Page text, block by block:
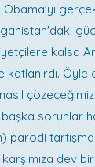
Obama'yı
kalsa
Öyle
sorunlar
parodi
dev